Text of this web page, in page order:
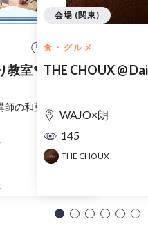
10:00 開始
教室🍡【総本
の和菓子作り教室
食・グルメ
THE CHOUX @
WAJO×朗
145
THE CHOUX
会場 (関東)